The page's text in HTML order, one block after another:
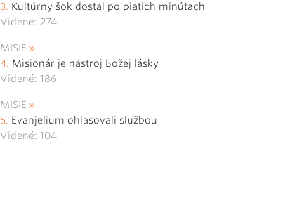
Kultúrny šok dostal po piatich minútach
Videné: 274
MISIE
Misionár je nástroj Božej lásky
Videné: 186
MISIE
Evanjelium ohlasovali službou
Videné: 104